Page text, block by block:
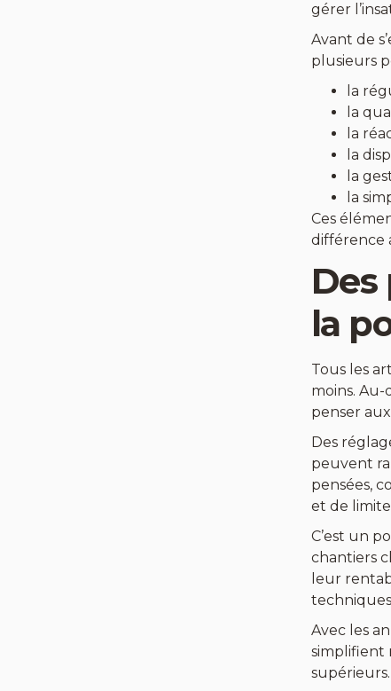
gérer
Avant de
plusieurs
la
la
la
la
la
la
Ces
différence
la
Tous les
moins.
penser
Des
peuvent
pensées,
et de
C’est un
chantiers
leur
Avec les
simplifient
supérieurs.